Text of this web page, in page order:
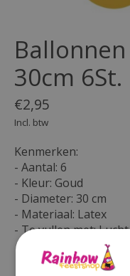
30cm 6St.
€2,95
Incl. btw
Kenmerken:
- Aantal: 6
- Kleur: Goud
- Diameter: 30 cm
- Materiaal: Latex
- Te vullen met: Lucht
De beoordeling van
(0)